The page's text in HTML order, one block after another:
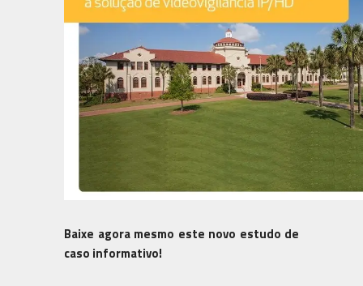
Baixe agora mesmo este novo estudo de
caso informativo!